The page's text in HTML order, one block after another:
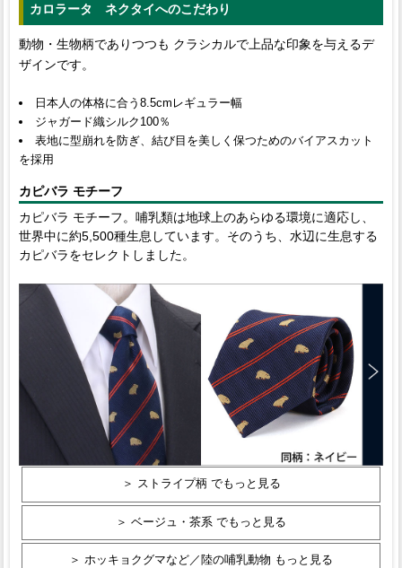
カロラータ ネクタイへのこだわり
動物・生物柄でありつつも クラシカルで上品な印象を与えるデ
ザインです。
日本人の体格に合う8.5cmレギュラー幅
ジャガード織シルク100％
表地に型崩れを防ぎ、結び目を美しく保つためのバイアスカット
を採用
カピバラ モチーフ
カピバラ モチーフ。哺乳類は地球上のあらゆる環境に適応し、
世界中に約5,500種生息しています。そのうち、水辺に生息する
カピバラをセレクトしました。
＞ ストライプ柄 でもっと見る
＞ ベージュ・茶系 でもっと見る
＞ ホッキョクグマなど／陸の哺乳動物 もっと見る